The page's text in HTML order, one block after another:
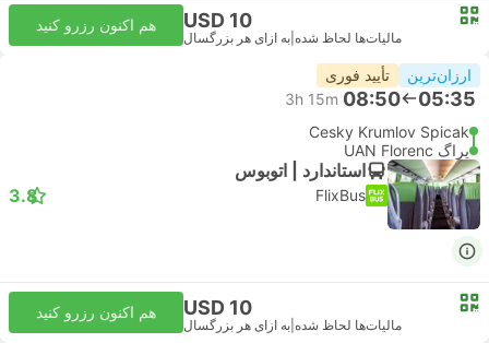
USD 10
مالیات‌ها لحاظ شده به ازای هر بزرگسال
هم اکنون رزرو کنید
ارزان‌ترین تأیید فوری
05:35
08:50
3h 15m
Cesky Krumlov Spicak
پراگ UAN Florenc
استاندارد | اتوبوس
FlixBus
3.8
USD 10
مالیات‌ها لحاظ شده به ازای هر بزرگسال
هم اکنون رزرو کنید